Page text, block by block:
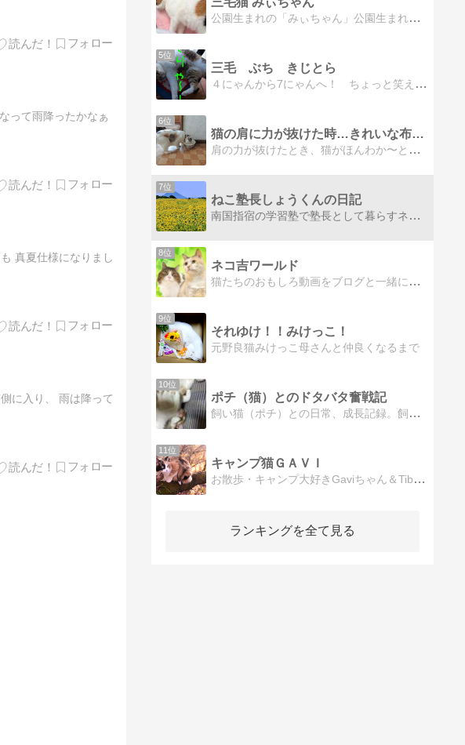
って雨降ったかなぁ
真夏仕様になりまし
に入り、 雨は降って
公園生まれの「みぃちゃん」公園生まれの「みぃちゃん」がたまうさぎ家の家猫に
5位
三毛 ぶち きじとら
４にゃんから7にゃんへ！ ちょっと笑える日々♪三毛・茜 小麦 萌黄 緋菜 グレー・瑠璃 すず パステル三毛・わさび 透明猫桃太郎・チビ姐が繰り広げる笑いの世界
6位
猫の肩に力が抜けた時…きれいな布と遊ぶ時間
肩の力が抜けたとき、猫がほんわか〜と一日を過ごすように、空の綿雲がゆっくり流れるように・・・そんな時間が夢。。。
7位
ねこ塾長しょうくんの日記
南国指宿の学習塾で塾長として暮らすネコの日記です
8位
ネコ吉ワールド
猫たちのおもしろ動画をブログと一緒にお届けしていきます。ねこ散歩、ネコDIY、猫用品レビューまで、ネコ吉＆ボス吉のほっこり生活をお楽しみ下さい。
9位
それゆけ！！みけっこ！
元野良猫みけっこ母さんと仲良くなるまで
10位
ポチ（猫）とのドタバタ奮戦記
飼い猫（ポチ）との日常、成長記録。飼い猫（ポチ）との日常、成長記録。ホッとする瞬間。。。多くは語りません。まず
11位
キャンプ猫ＧＡＶＩ
お散歩・キャンプ大好きGaviちゃん＆TibiTibiはなびちゃんにゃ！
ランキングを全て見る